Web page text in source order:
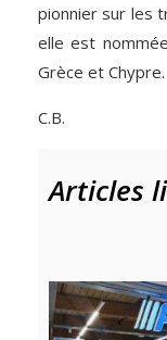
pionnier sur les
elle est
Grèce et Chypre.
C.B.
Articles